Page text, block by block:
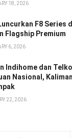
18, 2026
F8 Series
Flagship Premium
6, 2026
Indihome dan
Nasional,
22, 2026